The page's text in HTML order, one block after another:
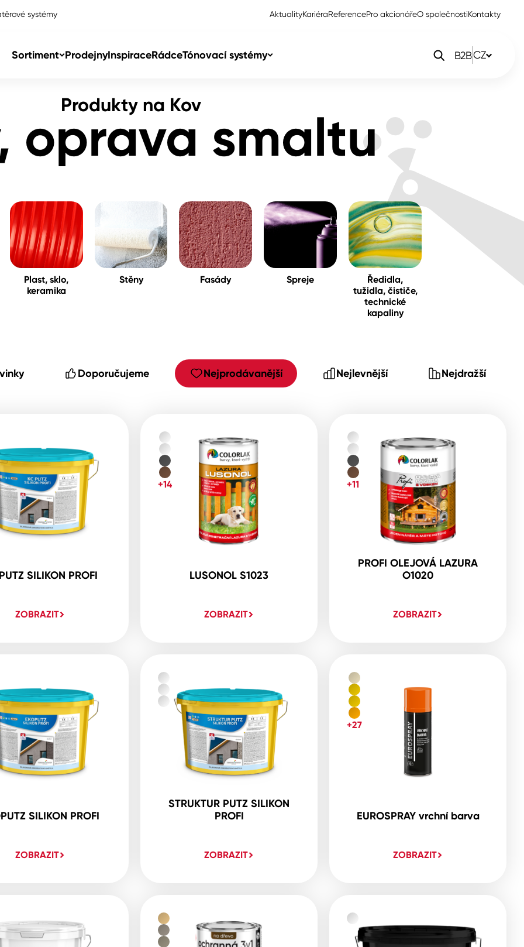
systémy AktualityKariéraReferencePro akcionářeO společnostiKontakty
Sortiment ProdejnyInspiraceRádceTónovací systémy B2BCZ
EN
Colorlak Profi
Produkty na Kov
oprava smaltu
Plast, sklo,
keramika
Stěny Fasády Spreje
Ředidla,
tužidla, čističe,
technické
kapaliny
Doporučujeme Nejprodávanější Nejlevnější Nejdražší
SILIKON PROFI
ZOBRAZIT
LUSONOL S1023
ZOBRAZIT
+14
PROFI OLEJOVÁ LAZURA
O1020
ZOBRAZIT
+11
SILIKON PROFI
ZOBRAZIT
STRUKTUR PUTZ SILIKON
PROFI
ZOBRAZIT
EUROSPRAY vrchní barva
ZOBRAZIT
+27